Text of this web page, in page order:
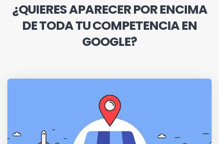
¿QUIERES APARECER POR ENCIMA
DE TODA TU COMPETENCIA EN
GOOGLE?